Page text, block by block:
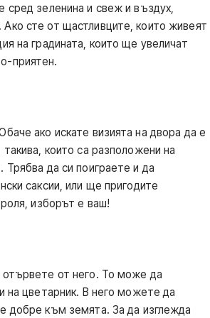
сред зеленина и свеж и въздух,
сте от щастливците, които живеят
на градината, които ще увеличат
приятен.
ако искате визията на двора да е
които са разположени на
да си поиграете и да
саксии, или ще пригодите
изборът е ваш!
отървете от него. То може да
на цветарник. В него можете да
добре към земята. За да изглежда